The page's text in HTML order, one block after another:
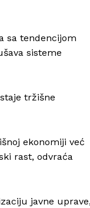
sa tendencijom
sisteme
tržišne
ekonomiji već
rast, odvraća
javne